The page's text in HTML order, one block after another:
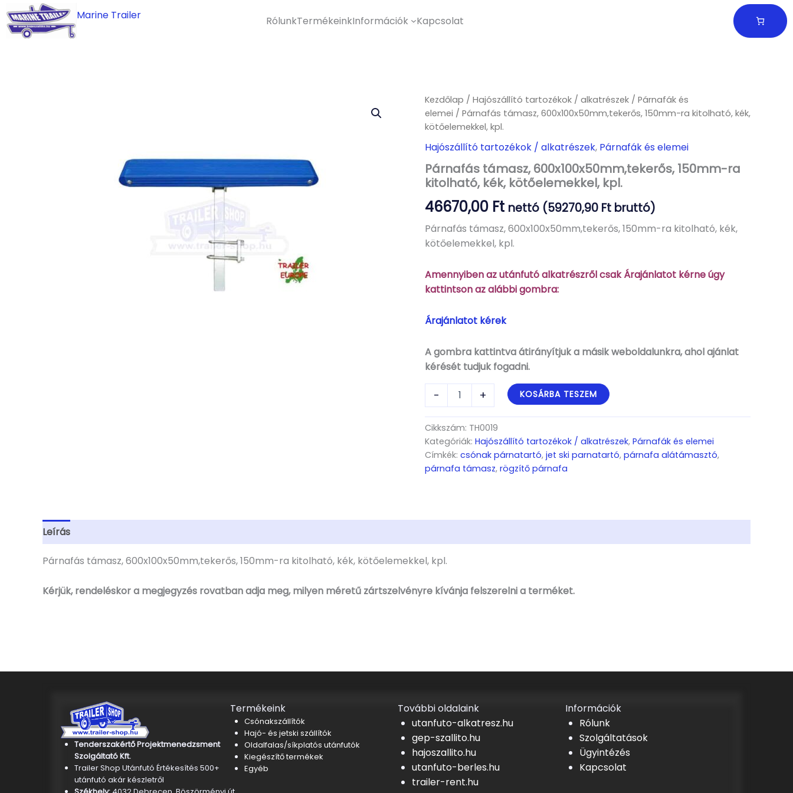
to
content
Marine Trailer RólunkTermékeinkInformációk Kapcsolat
Kezdőlap / Hajószállító tartozékok / alkatrészek / Párnafák és
elemei / Párnafás támasz, 600x100x50mm,tekerős, 150mm-ra kitolható, kék,
kötőelemekkel, kpl.
Hajószállító tartozékok / alkatrészek, Párnafák és elemei
Párnafás támasz, 600x100x50mm,tekerős, 150mm-ra
kitolható, kék, kötőelemekkel, kpl.
46670,00 Ft nettó (59270,90 Ft bruttó)
Párnafás támasz, 600x100x50mm,tekerős, 150mm-ra kitolható, kék,
kötőelemekkel, kpl.
Amennyiben az utánfutó alkatrészről csak Árajánlatot kérne úgy
kattintson az alábbi gombra:
Árajánlatot kérek
A gombra kattintva átirányítjuk a másik weboldalunkra, ahol ajánlat
kérését tudjuk fogadni.
-
Párnafás
150mm-
ra
kitolható,
kék,
kötőelemekkel,
+ KOSÁRBA TESZEM
Cikkszám: TH0019
Kategóriák: Hajószállító tartozékok / alkatrészek, Párnafák és elemei
Címkék: csónak párnatartó, jet ski parnatartó, párnafa alátámasztó,
párnafa támasz, rögzítő párnafa
Leírás
Párnafás támasz, 600x100x50mm,tekerős, 150mm-ra kitolható, kék, kötőelemekkel, kpl.
Kérjük, rendeléskor a megjegyzés rovatban adja meg, milyen méretű zártszelvényre kívánja felszerelni a terméket.
Tenderszakértő Projektmenedzsment
Szolgáltató Kft.
Trailer Shop Utánfutó Értékesítés 500+
utánfutó akár készletről
Termékeink
Csónakszállítók
Hajó- és jetski szállítók
Oldalfalas/síkplatós utánfutók
Kiegészítő termékek
Egyéb
További oldalaink
utanfuto-alkatresz.hu
gep-szallito.hu
hajoszallito.hu
utanfuto-berles.hu
trailer-rent.hu
Információk
Rólunk
Szolgáltatások
Ügyintézés
Kapcsolat